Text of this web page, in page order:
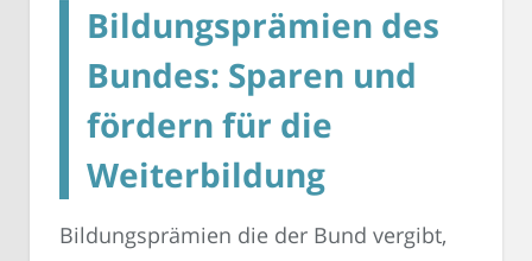
Bildungsprämien des
Bundes: Sparen und
fördern für die
Weiterbildung
Bildungsprämien die der Bund vergibt,